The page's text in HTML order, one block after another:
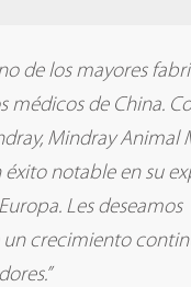
de los mayores
médicos de China.
Mindray Animal
notable en su
Les deseamos
un crecimiento